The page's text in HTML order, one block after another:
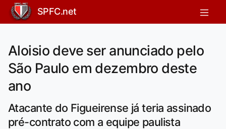
SPFC.net
Aloisio deve ser anunciado pelo
São Paulo em dezembro deste
ano
Atacante do Figueirense já teria assinado
pré-contrato com a equipe paulista